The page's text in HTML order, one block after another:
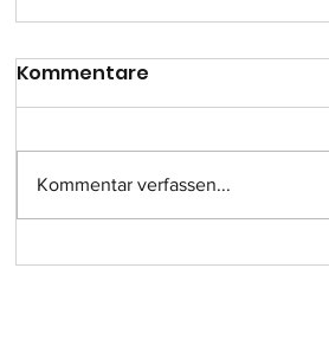
Einsatz-Nr.: 057
Kommentare
Kommentar verfassen...